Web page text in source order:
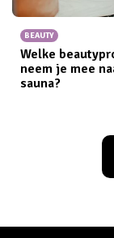
BEAUTY
Welke
neem je mee
sauna?